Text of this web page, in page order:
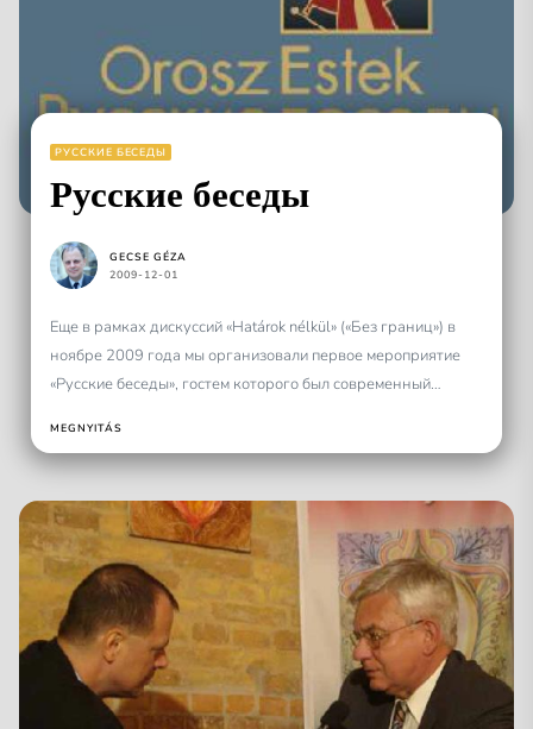
РУССКИЕ БЕСЕДЫ
Русские беседы
GECSE GÉZA
2009-12-01
Еще в рамках дискуссий «Határok nélkül» («Без границ») в
ноябре 2009 года мы организовали первое мероприятие
«Русские беседы», гостем которого был современный
MEGNYITÁS